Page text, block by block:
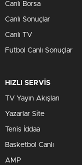
Canlı Borsa
Canlı Sonuçlar
Canlı TV
Futbol Canlı Sonuçlar
HIZLI SERVİS
TV Yayın Akışları
Yazarlar Site
Tenis İddaa
Basketbol Canlı
AMP